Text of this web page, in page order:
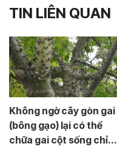
TIN LIÊN QUAN
Không ngờ cây gòn gai
(bông gạo) lại có thể
chữa gai cột sống chỉ...